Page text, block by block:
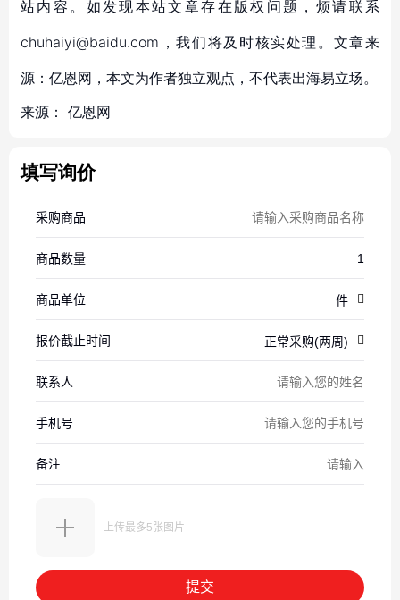
站内容。如发现本站文章存在版权问题，烦请联系
chuhaiyi@baidu.com，我们将及时核实处理。文章来
源：亿恩网，本文为作者独立观点，不代表出海易立场。
来源： 亿恩网
填写询价